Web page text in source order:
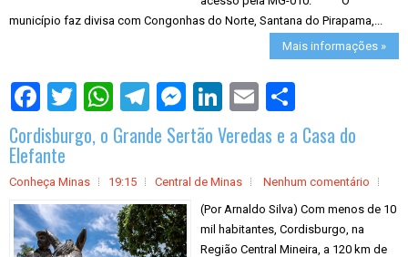
município faz divisa com Congonhas do Norte, Santana do Pirapama,...
Mais informações »
r
e
Cordisburgo, o Grande Sertão Veredas e a Casa do
Elefante
Conheça Minas 19:15 Central de Minas
Nenhum comentário
(Por Arnaldo Silva) Com menos de 10
mil habitantes, Cordisburgo, na
Região Central Mineira, a 120 km de